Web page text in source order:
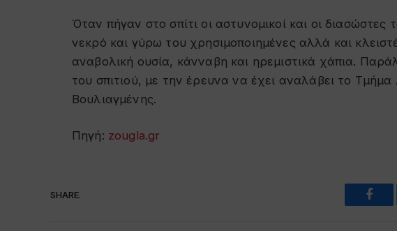
Όταν πήγαν στο σπίτι οι αστυνομικοί και οι
νεκρό και γύρω του χρησιμοποιημένες αλλά και
αναβολική ουσία, κάνναβη και ηρεμιστικά χάπια.
του σπιτιού, με την έρευνα να έχει αναλάβει το
Βουλιαγμένης.
Πηγή: zougla.gr
SHARE.